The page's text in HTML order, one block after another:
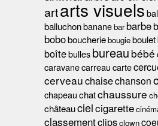
artarts visuels
balluchonbananebarbarbe
boboboucheriebougieboulet
boîtebullesbureau bébé
caravanecarreaucarte
cerveauchaisechanson
chapeauchatchaussure
châteaucielcigarette
classementclipsclown